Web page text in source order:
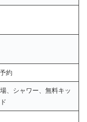
約
、シャワー、無料キッ